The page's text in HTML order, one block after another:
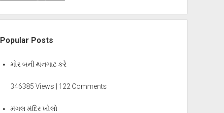
Popular Posts
મોર બની થનગાટ કરે
346385 Views | 122 Comments
મંગલ મંદિર ખોલો